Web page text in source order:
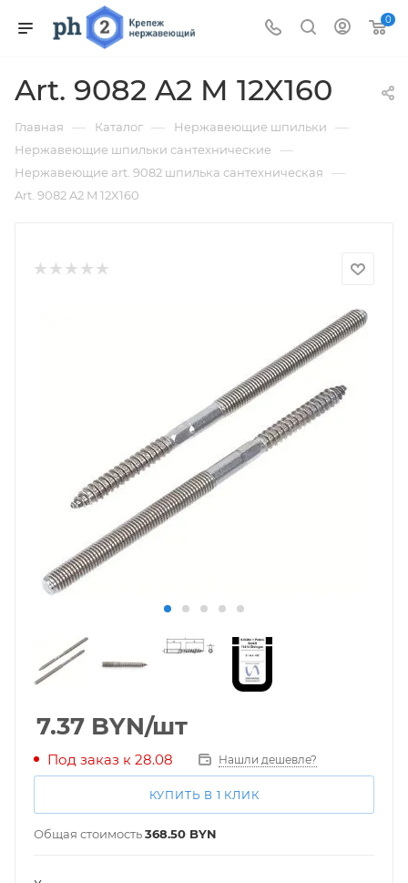
0
Art. 9082 A2 M 12X160
Главная — Каталог — Нержавеющие шпильки —
Нержавеющие шпильки сантехнические —
Нержавеющие art. 9082 шпилька сантехническая —
Art. 9082 A2 M 12X160
7.37 BYN/шт
Под заказ к 28.08 Нашли дешевле?
КУПИТЬ В 1 КЛИК
Общая стоимость368.50 BYN